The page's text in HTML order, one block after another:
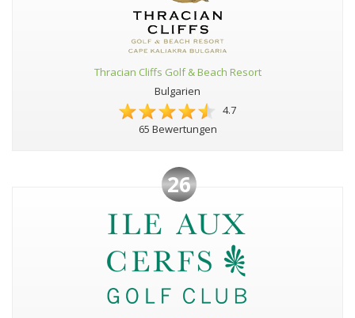
Thracian Cliffs Golf & Beach Resort
Bulgarien
4.7
65 Bewertungen
26